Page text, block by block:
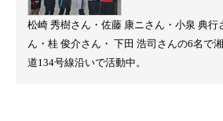
松崎 秀樹さん・佐藤 康ニさん・小泉 典行
ん・桂 俊介さん・ 下田 浩司さんの6名で
道134号線沿いで活動中。